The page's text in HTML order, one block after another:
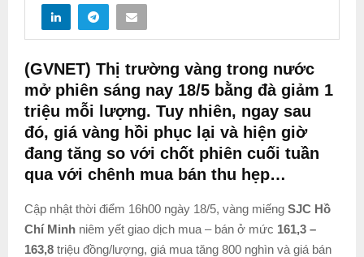
(GVNET) Thị trường vàng trong nước
mở phiên sáng nay 18/5 bằng đà giảm 1
triệu mỗi lượng. Tuy nhiên, ngay sau
đó, giá vàng hồi phục lại và hiện giờ
đang tăng so với chốt phiên cuối tuần
qua với chênh mua bán thu hẹp…
Cập nhật thời điểm 16h00 ngày 18/5, vàng miếng SJC Hồ
Chí Minh niêm yết giao dịch mua – bán ở mức 161,3 –
163,8 triệu đồng/lượng, giá mua tăng 800 nghìn và giá bán